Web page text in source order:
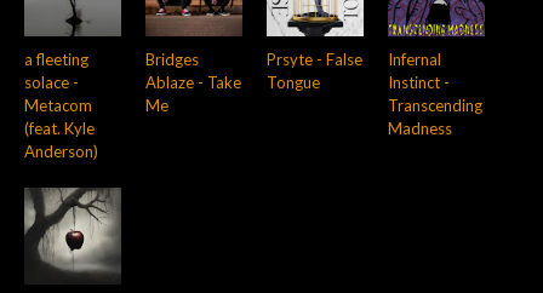
a fleeting
solace -
Metacom
(feat. Kyle
Anderson)
Bridges
Ablaze - Take
Me
Prsyte - False
Tongue
Infernal
Instinct -
Transcending
Madness